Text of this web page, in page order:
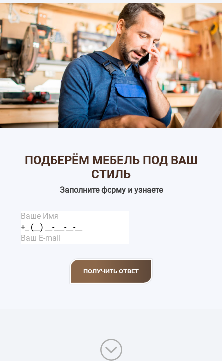
ПОДБЕРЁМ МЕБЕЛЬ ПОД ВАШ
СТИЛЬ
Заполните форму и узнаете